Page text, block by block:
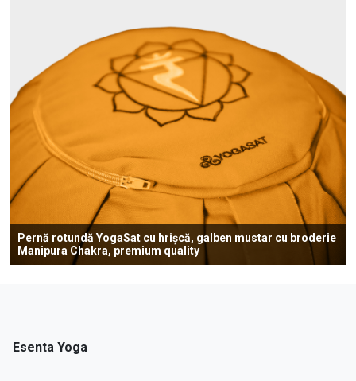
Pernă rotundă YogaSat cu hrișcă, galben mustar cu broderie
Manipura Chakra, premium quality
Esenta Yoga